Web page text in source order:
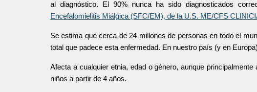
al diagnóstico. El 90% nunca ha sido diagnosticados
Encefalomielitis Miálgica (SFC/EM), de la U.S. ME/CFS
Se estima quecerca de 24 millones de personas en todo el
total que padece esta enfermedad. En nuestro país (y en
︎Afecta a cualquier etnia, edad o género, aunque
niños a partir de 4 años.